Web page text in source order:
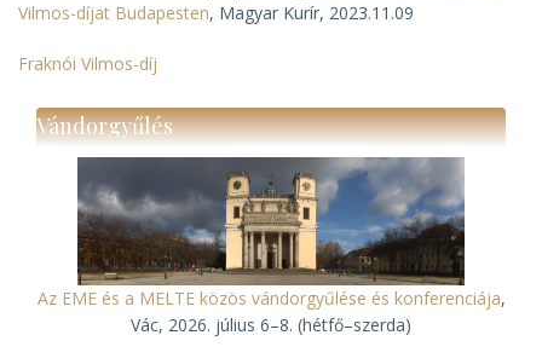
Vilmos-díjat Budapesten, Magyar Kurír, 2023.11.09
Fraknói Vilmos-díj
Vándorgyűlés
Az EME és a MELTE közös vándorgyűlése és konferenciája,
Vác, 2026. július 6–8. (hétfő–szerda)